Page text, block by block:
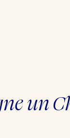
un